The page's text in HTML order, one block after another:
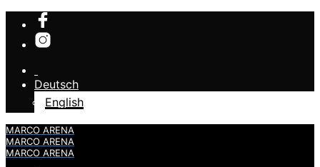
Deutsch
English
MARCO ARENA
MARCO ARENA
MARCO ARENA